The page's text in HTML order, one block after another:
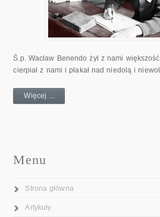
Ś.p. Wacław Benendo żył z nami
cierpiał z nami i płakał nad niedolą i
Więcej ...
Menu
Strona główna
Artykuły